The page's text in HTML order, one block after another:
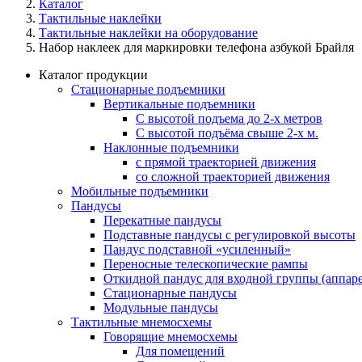
Каталог
Тактильные наклейки
Тактильные наклейки на оборудование
Набор наклеек для маркировки телефона азбукой Брайля
Каталог продукции
Стационарные подъемники
Вертикальные подъемники
С высотой подъема до 2-х метров
С высотой подъёма свыше 2-х м.
Наклонные подъемники
с прямой траекторией движения
со сложной траекторией движения
Мобильные подъемники
Пандусы
Перекатные пандусы
Подставные пандусы с регулировкой выcоты
Пандус подставной «усиленный»
Переносные телескопические рампы
Откидной пандус для входной группы
Стационарные пандусы
Модульные пандусы
Тактильные мнемосхемы
Говорящие мнемосхемы
Для помещений